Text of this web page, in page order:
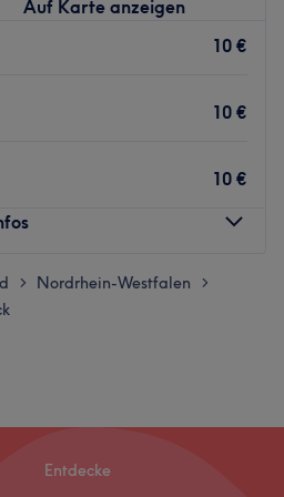
Auf Karte anzeigen
10 €
10 €
10 €
08:15–20:00
> Nordrhein-Westfalen >
Entdecke